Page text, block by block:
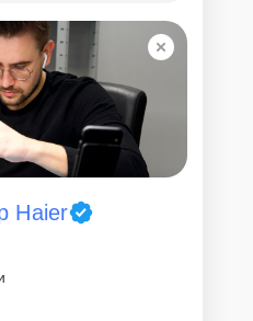
возможности для перемещения
заказать курьерскую
Специалист приедет в
тщательную диагностику и при
оперативный ремонт.
в сервисный
нужно позвонить по телефону
согласовать удобное время и
Haier